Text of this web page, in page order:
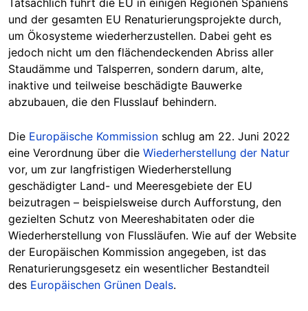
und der gesamten EU Renaturierungsprojekte durch,
um Ökosysteme wiederherzustellen. Dabei geht es
jedoch nicht um den flächendeckenden Abriss aller
Staudämme und Talsperren, sondern darum, alte,
inaktive und teilweise beschädigte Bauwerke
abzubauen, die den Flusslauf behindern.
Die Europäische Kommission schlug am 22. Juni 2022
eine Verordnung über die Wiederherstellung der Natur
vor, um zur langfristigen Wiederherstellung
geschädigter Land- und Meeresgebiete der EU
beizutragen – beispielsweise durch Aufforstung, den
gezielten Schutz von Meereshabitaten oder die
Wiederherstellung von Flussläufen. Wie auf der Website
der Europäischen Kommission angegeben, ist das
Renaturierungsgesetz ein wesentlicher Bestandteil
des Europäischen Grünen Deals.